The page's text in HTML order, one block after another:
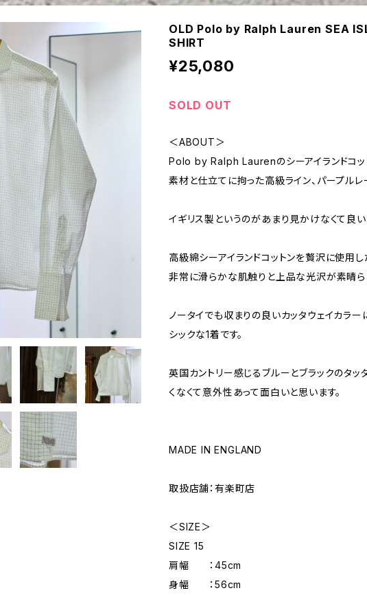
OLD Polo by Ralph Lauren SEA
SHIRT
¥25,080
SOLD OUT
＜ABOUT＞
Polo by Ralph Laurenのシーアイランドコッ
素材と仕立てに拘った高級ライン、パープルレ
イギリス製というのがあまり見かけなくて良い
高級綿シーアイランドコットンを贅沢に使用し
非常に滑らかな肌触りと上品な光沢が素晴ら
ノータイでも収まりの良いカッタウェイカラー
シックな1着です。
英国カントリー感じるブルーとブラックのタッ
くなくて意外性あって面白いと思います。
MADE IN ENGLAND
取扱店舗：有楽町店
＜SIZE＞
SIZE 15
肩幅 ：45cm
身幅 ：56cm